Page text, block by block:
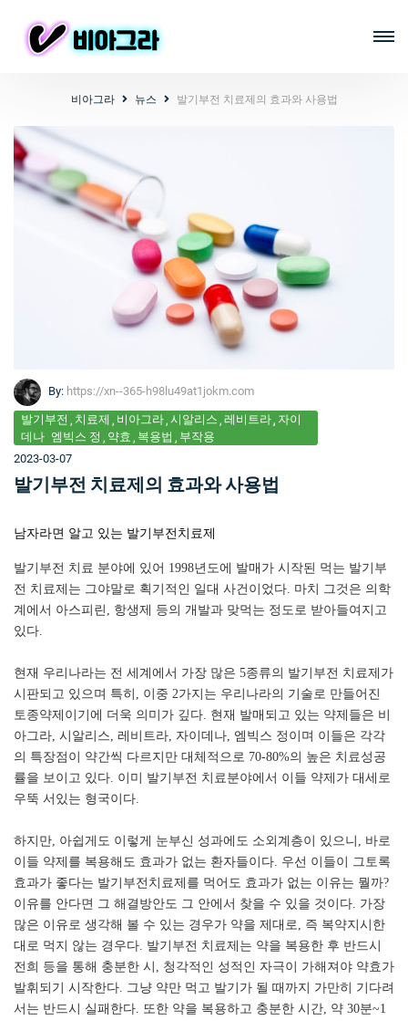
비아그라 뉴스 발기부전 치료제의 효과와 사용법
By: https://xn--365-h98lu49at1jokm.com
발기부전 치료제 비아그라 시알리스 레비트라 자이
데나 엠빅스 정 약효 복용법
부작용
2023-03-07
발기부전 치료제의 효과와 사용법
남자라면 알고 있는 발기부전치료제
발기부전 치료 분야에 있어 1998년도에 발매가 시작된 먹는 발기부
전 치료제는 그야말로 획기적인 일대 사건이었다. 마치 그것은 의학
계에서 아스피린, 항생제 등의 개발과 맞먹는 정도로 받아들여지고
있다.
현재 우리나라는 전 세계에서 가장 많은 5종류의 발기부전 치료제가
시판되고 있으며 특히, 이중 2가지는 우리나라의 기술로 만들어진
토종약제이기에 더욱 의미가 깊다. 현재 발매되고 있는 약제들은 비
아그라, 시알리스, 레비트라, 자이데나, 엠빅스 정이며 이들은 각각
의 특장점이 약간씩 다르지만 대체적으로 70-80%의 높은 치료성공
률을 보이고 있다. 이미 발기부전 치료분야에서 이들 약제가 대세로
우뚝 서있는 형국이다.
하지만 , 아쉽게도 이렇게 눈부신 성과에도 소외계층이 있으니, 바로
이들 약제를 복용해도 효과가 없는 환자들이다. 우선 이들이 그토록
효과가 좋다는 발기부전치료제를 먹어도 효과가 없는 이유는 뭘까?
이유를 안다면 그 해결방안도 그 안에서 찾을 수 있을 것이다. 가장
많은 이유로 생각해 볼 수 있는 경우가 약을 제대로, 즉 복약지시한
대로 먹지 않는 경우다. 발기부전 치료제는 약을 복용한 후 반드시
전희 등을 통해 충분한 시, 청각적인 성적인 자극이 가해져야 약효가
발휘되기 시작한다. 그냥 약만 먹고 발기가 될 때까지 가만히 기다려
서는 반드시 실패한다. 또한 약을 복용하고 충분한 시간, 약 30분~1